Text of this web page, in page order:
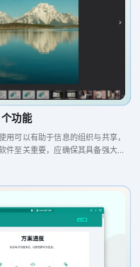
功能
可以有助于信息的组织与共享，
件至关重要，应确保其具备强大的
特点将提升团队的协作与生产